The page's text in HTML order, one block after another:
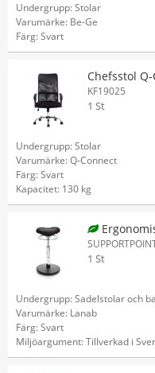
Undergrupp: Stolar
Varumärke: Be-Ge
Färg: Svart
Chefsstol
KF19025
1 St
Undergrupp: Stolar
Varumärke: Q-Connect
Färg: Svart
Kapacitet: 130 kg
1 St
Undergrupp: Sadelstolar och
Varumärke: Lanab
Färg: Svart
Miljöargument: Tillverkad i